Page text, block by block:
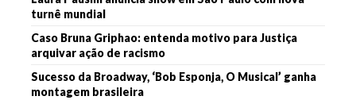
turnê mundial
Caso Bruna Griphao: entenda motivo para Justiça
arquivar ação de racismo
Sucesso da Broadway, ‘Bob Esponja, O Musical’ ganha
montagem brasileira